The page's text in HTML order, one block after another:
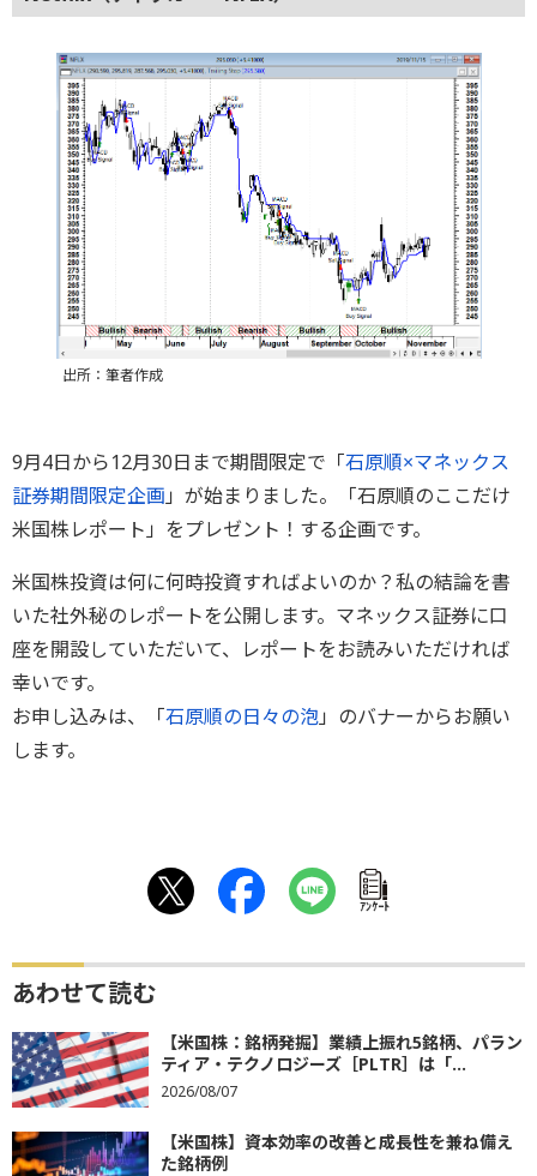
出所：筆者作成
9月4日から12月30日まで期間限定で「石原順×マネックス
証券期間限定企画 」が始まりました。「石原順のここだけ
米国株レポート」をプレゼント！する企画です。
米国株投資は何に何時投資すればよいのか？私の結論を書
いた社外秘のレポートを公開します。マネックス証券に口
座を開設していただいて、レポートをお読みいただければ
幸いです。
お申し込みは、「石原順の日々の泡」のバナーからお願い
します。
ｱﾝｹｰﾄ
あわせて読む
【米国株：銘柄発掘】業績上振れ5銘柄、パラン
ティア・テクノロジーズ［PLTR］は「...
2026/08/07
【米国株】資本効率の改善と成長性を兼ね備え
た銘柄例